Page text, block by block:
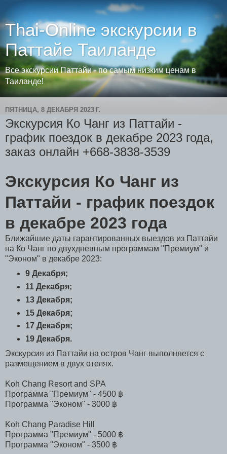
Thai-Online экскурсии в
Паттайе Таиланде
Все экскурсии Паттайи - по самым низким ценам в
Таиланде!
ПЯТНИЦА, 8 ДЕКАБРЯ 2023 Г.
Экскурсия Ко Чанг из Паттайи -
график поездок в декабре 2023 года,
заказ онлайн +668-3838-3539
Экскурсия Ко Чанг из
Паттайи - график поездок
в декабре 2023 года
Ближайшие даты гарантированных выездов из Паттайи
на Ко Чанг по двухдневным программам "Премиум" и
"Эконом" в декабре 2023:
9 Декабря;
11 Декабря;
13 Декабря;
15 Декабря;
17 Декабря;
19 Декабря.
Экскурсия из Паттайи на остров Чанг выполняется с
размещением в двух отелях.
Koh Chang Resort and SPA
Программа "Премиум" - 4500 ฿
Программа "Эконом" - 3000 ฿
Koh Chang Paradise Hill
Программа "Премиум" - 5000 ฿
Программа "Эконом" - 3500 ฿